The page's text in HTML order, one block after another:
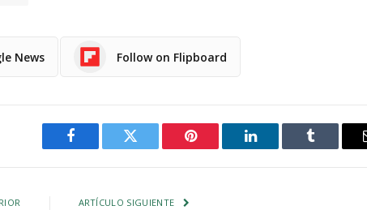
News Follow on Flipboard
Facebook Twitter Pinterest LinkedIn Tumblr
ARTÍCULO SIGUIENTE